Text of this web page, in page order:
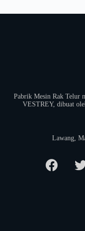
Pabrik Mesin Rak Telur
VESTREY, dibuat
​Lawang,